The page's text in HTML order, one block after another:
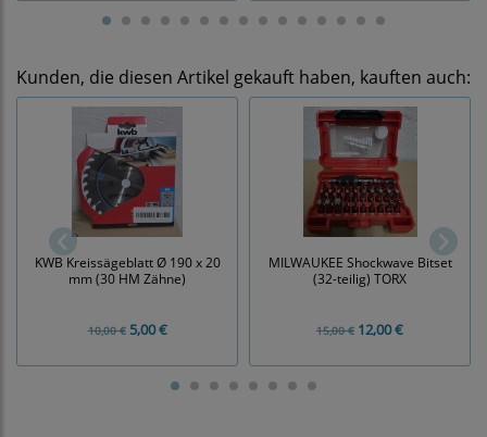
Kunden, die diesen Artikel gekauft haben, kauften auch:
KWB Kreissägeblatt Ø 190 x 20
mm (30 HM Zähne)
10,00 €5,00 €
MILWAUKEE Shockwave Bitset
(32-teilig) TORX
15,00 € 12,00 €